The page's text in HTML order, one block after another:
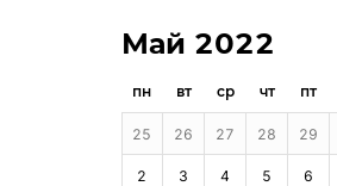
Май 2022
пн вт ср чт пт
25 26 27 28 29
2 3 4 5 6